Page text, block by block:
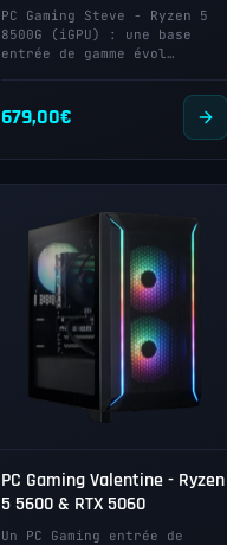
PC Gaming Steve - Ryzen 5
8500G (iGPU) : une base
entrée de gamme évol…
679,00€
PC Gaming Valentine - Ryzen
5 5600 & RTX 5060
Un PC Gaming entrée de